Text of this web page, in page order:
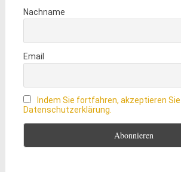
Nachname
Email
Indem Sie fortfahren, akzeptieren
Datenschutzerklärung.